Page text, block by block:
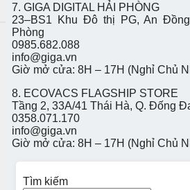
7. GIGA DIGITAL HẢI PHÒNG
23–BS1 Khu Đô thị PG, An
Phòng
0985.682.088
info@giga.vn
Giờ mở cửa: 8H – 17H (Nghỉ Chủ
8. ECOVACS FLAGSHIP STORE
Tầng 2, 33A/41 Thái Hà, Q. Đống
0358.071.170
info@giga.vn
Giờ mở cửa: 8H – 17H (Nghỉ Chủ
Tìm kiếm